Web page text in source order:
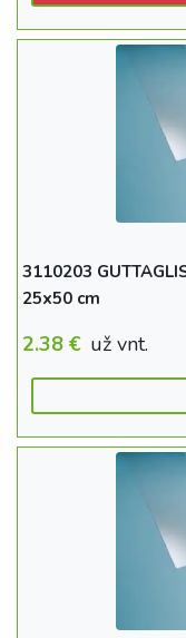
3110203
25x50 cm
2.38 € už vnt.